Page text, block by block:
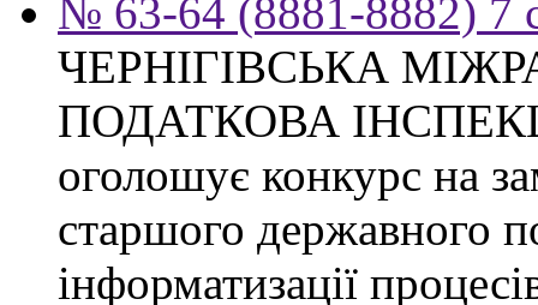
№ 63-64 (8881-8882) 7
ЧЕРНІГІВСЬКА
ПОДАТКОВА
оголошує конкурс на
старшого державного
інформатизації